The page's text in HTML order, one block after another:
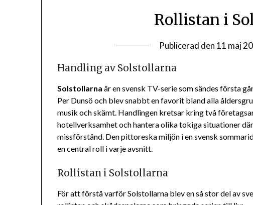
Rollistan i
Publicerad den 11 maj
Handling av Solstollarna
Solstollarna är en svensk TV-serie som sändes första
Per Dunsö och blev snabbt en favorit bland alla
musik och skämt. Handlingen kretsar kring två
hotellverksamhet och hantera olika tokiga situationer
missförstånd. Den pittoreska miljön i en svensk
en central roll i varje avsnitt.
Rollistan i Solstollarna
För att förstå varför Solstollarna blev en så stor del av